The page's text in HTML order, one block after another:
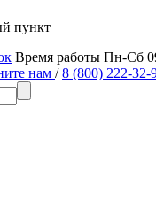
пункт
Время работы Пн-Сб
нам / 8 (800) 222-32-